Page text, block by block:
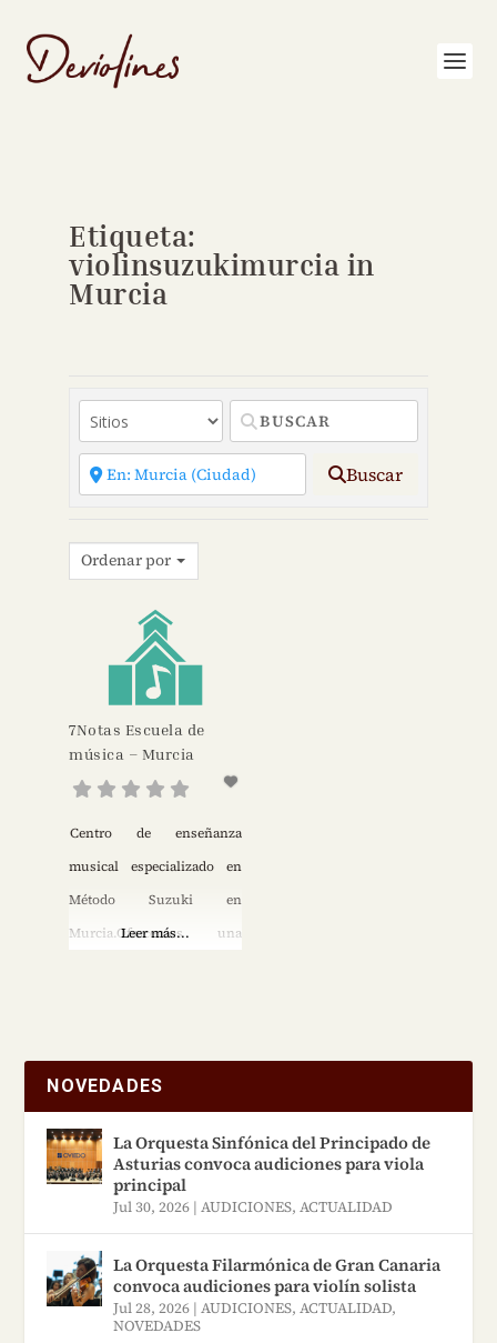
Etiqueta:
violinsuzukimurcia in
Murcia
Buscar
Ordenar por
7Notas Escuela de
música – Murcia
Centro de enseñanza
musical especializado en
Método Suzuki en
Murcia.Ofrecemos una
principal. A través de esta
desarrollamos el talento de
sus estudiantes a nivel
intelectual, físico, artístico
y personal. Ofrecemos
clases de música a partir de
los 3 años sin límite de
edad. Visítanos:
Leer más...
NOVEDADES
La Orquesta Sinfónica del Principado de
Asturias convoca audiciones para viola
principal
Jul 30, 2026 |AUDICIONES,ACTUALIDAD
La Orquesta Filarmónica de Gran Canaria
convoca audiciones para violín solista
Jul 28, 2026 |AUDICIONES,ACTUALIDAD,
NOVEDADES